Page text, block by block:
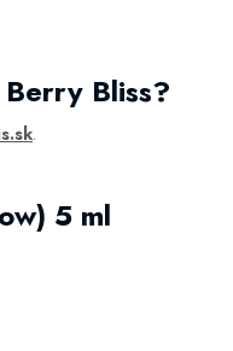
Bliss?
.
5 ml